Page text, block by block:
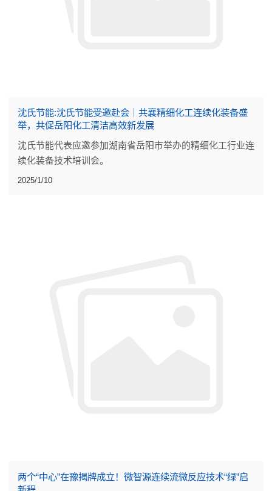
沈氏节能:沈氏节能受邀赴会｜共襄精细化工连续化装备盛
举，共促岳阳化工清洁高效新发展
沈氏节能代表应邀参加湖南省岳阳市举办的精细化工行业连
续化装备技术培训会。
2025/1/10
两个“中心”在豫揭牌成立！微智源连续流微反应技术“绿”启